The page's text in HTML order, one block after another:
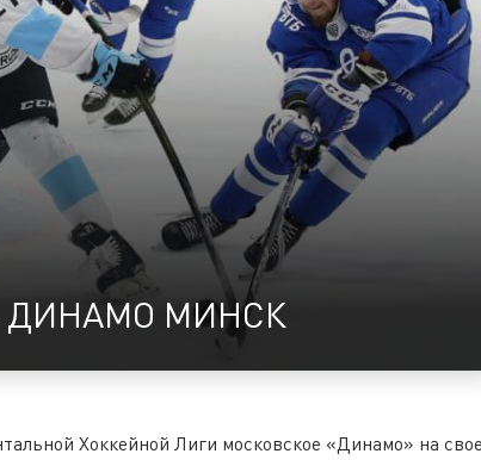
ДИНАМО МИНСК
Хоккейной Лиги московское «Динамо» на